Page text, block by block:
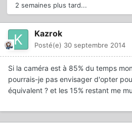
2 semaines plus tard...
Kazrok
Posté(e) 30 septembre 2014
Si la caméra est à 85% du temps
pourrais-je pas envisager d'opter
équivalent ? et les 15% restant me